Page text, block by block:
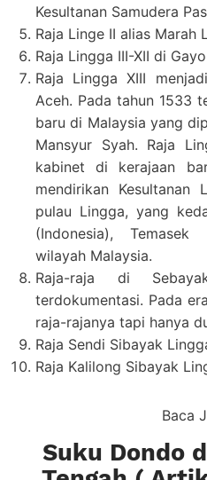
Kesultanan Samudera
Raja Linge II alias Marah
Raja Lingga III-XII di Gayo
Raja Lingga XIII
Aceh. Pada tahun 1533
baru di Malaysia yang
Mansyur Syah. Raja
kabinet di kerajaan
mendirikan Kesultanan
pulau Lingga, yang
(Indonesia),
wilayah Malaysia.
Raja-raja di
terdokumentasi. Pada
raja-rajanya tapi hanya
Raja Sendi Sibayak
Raja Kalilong Sibayak
Baca
Suku Dondo